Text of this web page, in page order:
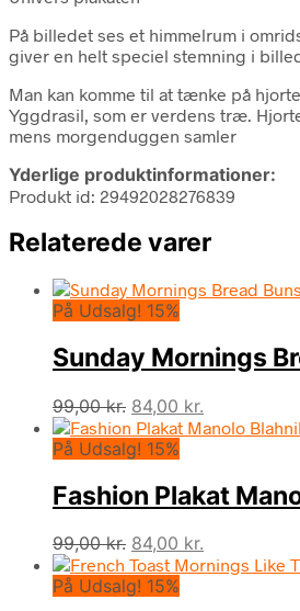
På billedet ses et himmelrum i
giver en helt speciel stemning i
Man kan komme til at tænke på
Yggdrasil, som er verdens træ.
mens morgenduggen samler
Yderlige produktinformationer:
Produkt id: 29492028276839
Relaterede varer
På Udsalg! 15%
Sunday Mornings
99,00kr. Den
oprindelige
pris
99,00 kr..
84,00 kr.
aktuelle
84,00 kr..
På Udsalg! 15%
Fashion Plakat
99,00kr. Den
oprindelige
pris
84,00 kr.
aktuelle
På Udsalg! 15%